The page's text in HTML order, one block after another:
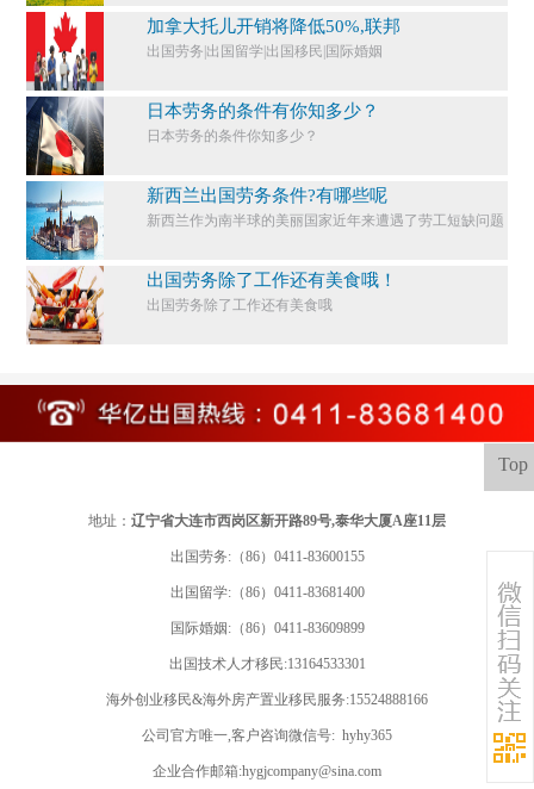
加拿大托儿开销将降低50%,联邦
出国劳务|出国留学|出国移民|国际婚姻
日本劳务的条件有你知多少？
日本劳务的条件你知多少？​
新西兰出国劳务条件?有哪些呢
新西兰作为南半球的美丽国家近年来遭遇了劳工短缺问题
出国劳务除了工作还有美食哦！
出国劳务除了工作还有美食哦
Top
地址： 辽宁省大连市西岗区新开路89号,泰华大厦A座11层
出国劳务:（86）0411-83600155
出国留学:（86）0411-83681400
国际婚姻:（86）0411-83609899
出国技术人才移民:13164533301
海外创业移民&海外房产置业移民服务:15524888166
公司官方唯一,客户咨询微信号: hyhy365
企业合作邮箱:hygjcompany@sina.com